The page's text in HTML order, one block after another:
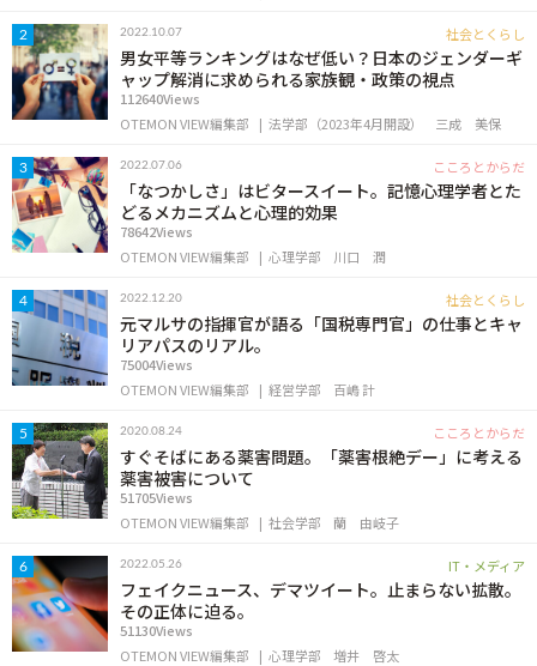
2 2022.10.07 社会とくらし
男女平等ランキングはなぜ低い？日本のジェンダーギ
ャップ解消に求められる家族観・政策の視点
112640Views
OTEMON VIEW編集部
法学部（2023年4月開設） 三成 美保
3 2022.07.06 こころとからだ
「なつかしさ」はビタースイート。記憶心理学者とた
どるメカニズムと心理的効果
78642Views
OTEMON VIEW編集部
心理学部 川口 潤
4 2022.12.20 社会とくらし
元マルサの指揮官が語る「国税専門官」の仕事とキャ
リアパスのリアル。
75004Views
OTEMON VIEW編集部
経営学部 百嶋 計
5 2020.08.24 こころとからだ
すぐそばにある薬害問題。「薬害根絶デー」に考える
薬害被害について
51705Views
OTEMON VIEW編集部
社会学部 蘭 由岐子
6 2022.05.26 IT・メディア
フェイクニュース、デマツイート。止まらない拡散。
その正体に迫る。
51130Views
OTEMON VIEW編集部
心理学部 増井 啓太